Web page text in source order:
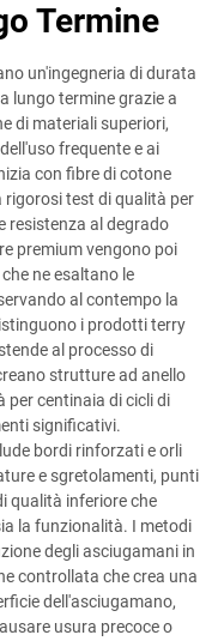
Termine
un'ingegneria di durata
lungo termine grazie a
di materiali superiori,
frequente e ai
con fibre di cotone
test di qualità per
resistenza al degrado
premium vengono poi
ne esaltano le
al contempo la
i prodotti terry
al processo di
strutture ad anello
per centinaia di cicli di
significativi.
bordi rinforzati e orli
e sgretolamenti, punti
qualità inferiore che
la funzionalità. I metodi
degli asciugamani in
controllata che crea una
dell'asciugamano,
usura precoce o